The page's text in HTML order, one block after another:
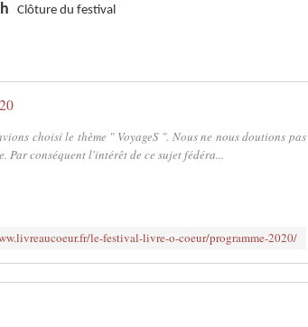
Clôture du festival
choisi le thème " VoyageS ". Nous ne nous doutions pas
Par conséquent l'intérêt de ce sujet fédéra...
le-festival-livre-o-coeur/programme-2020/